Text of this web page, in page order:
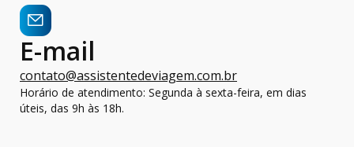
E-mail
contato@assistentedeviagem.com.br
Horário de atendimento: Segunda à sexta-feira, em dias
úteis, das 9h às 18h.